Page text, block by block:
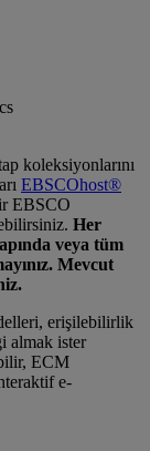
koleksiyonlarını
EBSCOhost®
EBSCO
Her
veya tüm
Mevcut
erişilebilirlik
almak ister
ECM
e-